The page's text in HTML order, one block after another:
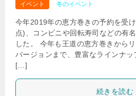
イベント
冬のイベント
今年2019年の恵方巻きの予約を受
点)、コンビニや回転寿司などの有
した。 今年も王道の恵方巻きから
バージョンまで、豊富なラインナッ
[…]
続きを読む